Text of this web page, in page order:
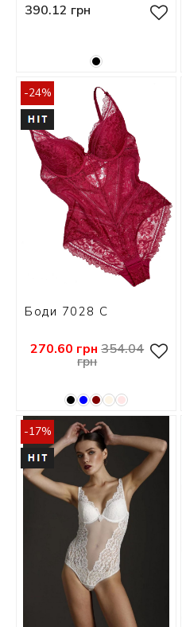
390.12 грн
-24%
Боди 7028 С
270.60 грн 354.04
грн
-17%